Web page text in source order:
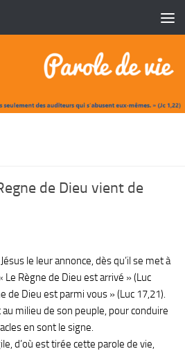
de Dieu vient de
le leur annonce, dès qu’il se met à
Le Règne de Dieu est arrivé » (Luc
de Dieu est parmi vous » (Luc 17,21).
milieu de son peuple, pour conduire
en sont le signe.
d’où est tirée cette parole de vie,